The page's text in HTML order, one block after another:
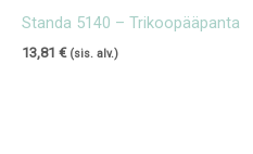
Standa 5140 – Trikoopääpanta
13,81 € (sis. alv.)